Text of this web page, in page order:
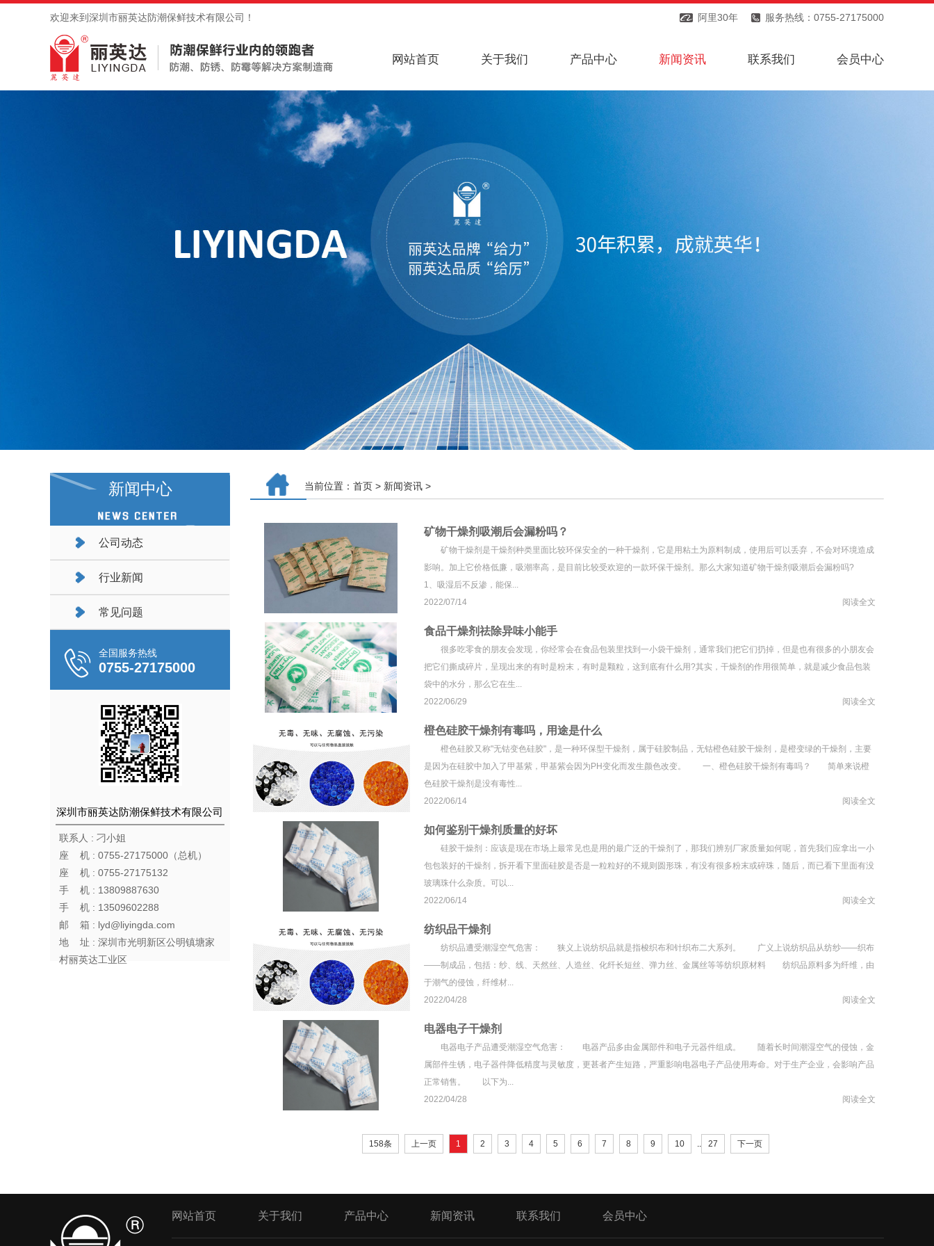
欢迎来到深圳市丽英达防潮保鲜技术有限公司！ 阿里30年 服务热线：0755-27175000
网站首页 关于我们 产品中心 新闻资讯 联系我们 会员中心
新闻中心
公司动态
行业新闻
常见问题
全国服务热线
0755-27175000
深圳市丽英达防潮保鲜技术有限公司
联系人 : 刁小姐
座 机 : 0755-27175000（总机）
座 机 : 0755-27175132
手 机 : 13809887630
手 机 : 13509602288
邮 箱 : lyd@liyingda.com
地 址 : 深圳市光明新区公明镇塘家
村丽英达工业区
当前位置： 首页 > 新闻资讯 >
矿物干燥剂吸潮后会漏粉吗？
矿物干燥剂是干燥剂种类里面比较环保安全的一种干燥剂，它是用粘土为原料制成，使用后可以丢弃，不会对环境造成
影响。加上它价格低廉，吸潮率高，是目前比较受欢迎的一款环保干燥剂。那么大家知道矿物干燥剂吸潮后会漏粉吗?
1、吸湿后不反渗，能保...
2022/07/14
阅读全文
食品干燥剂祛除异味小能手
很多吃零食的朋友会发现，你经常会在食品包装里找到一小袋干燥剂，通常我们把它们扔掉，但是也有很多的小朋友会
把它们撕成碎片，呈现出来的有时是粉末，有时是颗粒，这到底有什么用?其实，干燥剂的作用很简单，就是减少食品包装
袋中的水分，那么它在生...
2022/06/29
阅读全文
橙色硅胶干燥剂有毒吗，用途是什么
橙色硅胶又称"无钴变色硅胶"，是一种环保型干燥剂，属于硅胶制品，无钴橙色硅胶干燥剂，是橙变绿的干燥剂，主要
是因为在硅胶中加入了甲基紫，甲基紫会因为PH变化而发生颜色改变。 一、橙色硅胶干燥剂有毒吗？ 简单来说橙
色硅胶干燥剂是没有毒性...
2022/06/14
阅读全文
如何鉴别干燥剂质量的好坏
硅胶干燥剂：应该是现在市场上最常见也是用的最广泛的干燥剂了，那我们辨别厂家质量如何呢，首先我们应拿出一小
包包装好的干燥剂，拆开看下里面硅胶是否是一粒粒好的不规则圆形珠，有没有很多粉末或碎珠，随后，而已看下里面有没
玻璃珠什么杂质。可以...
2022/06/14
阅读全文
纺织品干燥剂
纺织品遭受潮湿空气危害： 狭义上说纺织品就是指梭织布和针织布二大系列。 广义上说纺织品从纺纱——织布
——制成品，包括：纱、线、天然丝、人造丝、化纤长短丝、弹力丝、金属丝等等纺织原材料 纺织品原料多为纤维，由
于潮气的侵蚀，纤维材...
2022/04/28
阅读全文
电器电子干燥剂
电器电子产品遭受潮湿空气危害： 电器产品多由金属部件和电子元器件组成。 随着长时间潮湿空气的侵蚀，金
属部件生锈，电子器件降低精度与灵敏度，更甚者产生短路，严重影响电器电子产品使用寿命。对于生产企业，会影响产品
正常销售。 以下为...
2022/04/28
阅读全文
158条 上一页 1 2 3 4 5 6 7 8 9 10 27 下一页
网站首页 关于我们 产品中心 新闻资讯 联系我们 会员中心